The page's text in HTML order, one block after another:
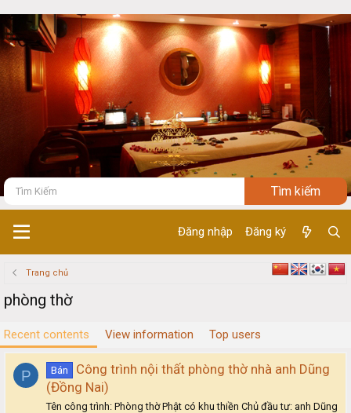
Đăng nhập Đăng ký
Trang chủ
phòng thờ
Recent contents View information Top users
P Bán
Công trình nội thất phòng thờ nhà anh Dũng
(Đồng Nai)
Tên công trình: Phòng thờ Phật có khu thiền Chủ đầu tư: anh Dũng